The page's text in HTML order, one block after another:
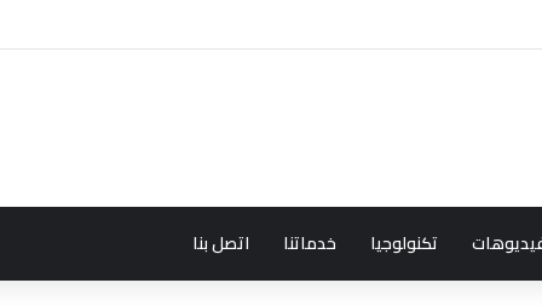
تكنولوجيا خدماتنا اتصل بنا